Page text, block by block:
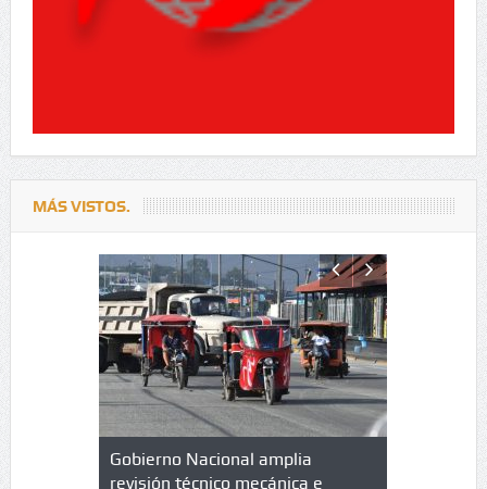
MÁS VISTOS.
de
Gobierno Nacional amplia
revisión técnico mecánica e
cuáles